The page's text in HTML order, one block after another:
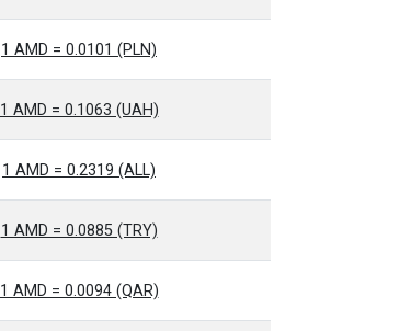
1 AMD = 0.0101 (PLN)
1 AMD = 0.1063 (UAH)
1 AMD = 0.2319 (ALL)
1 AMD = 0.0885 (TRY)
1 AMD = 0.0094 (QAR)